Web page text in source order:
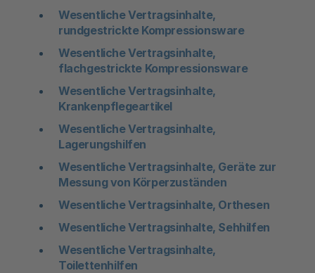
Wesentliche Vertragsinhalte,
rundgestrickte Kompressionsware
Wesentliche Vertragsinhalte,
flachgestrickte Kompressionsware
Wesentliche Vertragsinhalte,
Krankenpflegeartikel
Wesentliche Vertragsinhalte,
Lagerungshilfen
Wesentliche Vertragsinhalte, Geräte zur
Messung von Körperzuständen
Wesentliche Vertragsinhalte, Orthesen
Wesentliche Vertragsinhalte, Sehhilfen
Wesentliche Vertragsinhalte,
Toilettenhilfen